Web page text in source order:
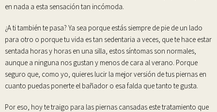
en nada a esta sensación tan incómoda.
¿A ti también te pasa? Ya sea porque estás siempre de pie de un lado
para otro o porque tu vida es tan sedentaria a veces, que te hace estar
sentada horas y horas en una silla, estos síntomas son normales,
aunque a ninguna nos gustan y menos de cara al verano. Porque
seguro que, como yo, quieres lucir la mejor versión de tus piernas en
cuanto puedas ponerte el bañador o esa falda que tanto te gusta.
Por eso, hoy te traigo para las piernas cansadas este tratamiento que